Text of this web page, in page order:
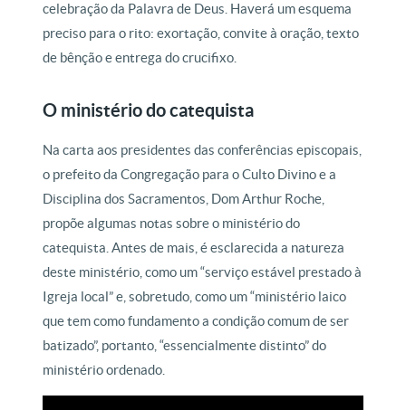
celebração da Palavra de Deus. Haverá um esquema
preciso para o rito: exortação, convite à oração, texto
de bênção e entrega do crucifixo.
O ministério do catequista
Na carta aos presidentes das conferências episcopais,
o prefeito da Congregação para o Culto Divino e a
Disciplina dos Sacramentos, Dom Arthur Roche,
propõe algumas notas sobre o ministério do
catequista. Antes de mais, é esclarecida a natureza
deste ministério, como um “serviço estável prestado à
Igreja local” e, sobretudo, como um “ministério laico
que tem como fundamento a condição comum de ser
batizado”, portanto, “essencialmente distinto” do
ministério ordenado.